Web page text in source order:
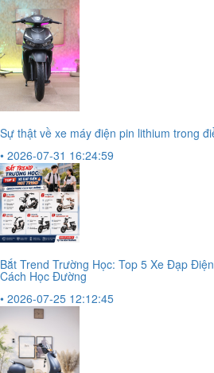
Sự thật về xe máy điện pin lithium trong
• 2026-07-31 16:24:59
Bắt Trend Trường Học: Top 5 Xe Đạp
Cách Học Đường
• 2026-07-25 12:12:45